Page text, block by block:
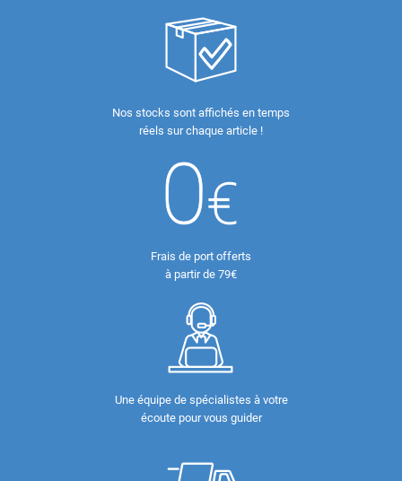
Nos stocks sont affichés en temps
réels sur chaque article !
Frais de port offerts
à partir de 79€
Une équipe de spécialistes à votre
écoute pour vous guider